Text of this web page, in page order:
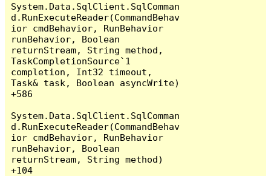
System.Data.SqlClient.SqlComman
d.RunExecuteReader(CommandBehav
ior cmdBehavior, RunBehavior
runBehavior, Boolean
returnStream, String method,
TaskCompletionSource`1
completion, Int32 timeout,
Task& task, Boolean asyncWrite)
+586
System.Data.SqlClient.SqlComman
d.RunExecuteReader(CommandBehav
ior cmdBehavior, RunBehavior
runBehavior, Boolean
returnStream, String method)
+104